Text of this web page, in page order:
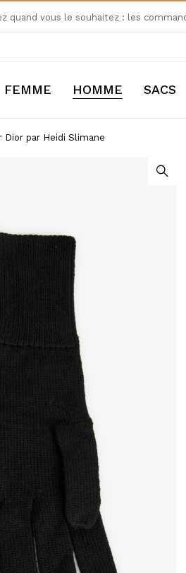
quand vous le souhaitez : les
FEMME HOMME SACS
Dior par Heidi Slimane